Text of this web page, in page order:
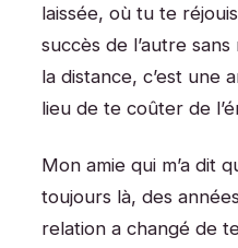
laissée, où tu te
succès de l’autre
la distance, c’est une
lieu de te coûter de
Mon amie qui m’a dit
toujours là, des
relation a changé de